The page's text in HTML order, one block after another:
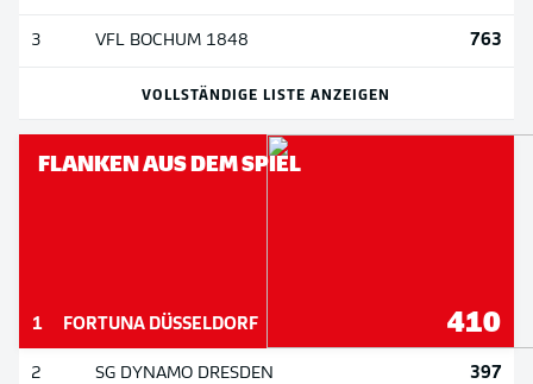
3 VFL BOCHUM 1848 763
VOLLSTÄNDIGE LISTE ANZEIGEN
FLANKEN AUS DEM SPIEL
1 FORTUNA DÜSSELDORF 410
2 SG DYNAMO DRESDEN 397